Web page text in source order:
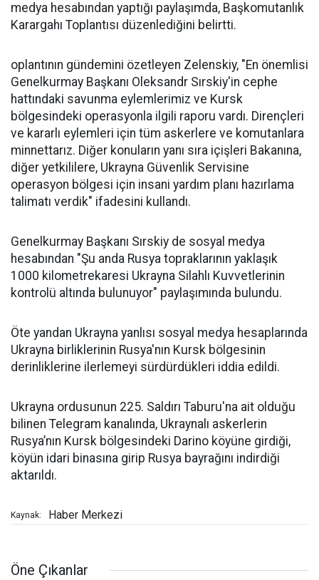
medya hesabından yaptığı paylaşımda, Başkomutanlık
Karargahı Toplantısı düzenlediğini belirtti.
oplantının gündemini özetleyen Zelenskiy, "En önemlisi
Genelkurmay Başkanı Oleksandr Sırskiy'in cephe
hattındaki savunma eylemlerimiz ve Kursk
bölgesindeki operasyonla ilgili raporu vardı. Dirençleri
ve kararlı eylemleri için tüm askerlere ve komutanlara
minnettarız. Diğer konuların yanı sıra içişleri Bakanına,
diğer yetkililere, Ukrayna Güvenlik Servisine
operasyon bölgesi için insani yardım planı hazırlama
talimatı verdik" ifadesini kullandı.
Genelkurmay Başkanı Sırskiy de sosyal medya
hesabından "Şu anda Rusya topraklarının yaklaşık
1000 kilometrekaresi Ukrayna Silahlı Kuvvetlerinin
kontrolü altında bulunuyor" paylaşımında bulundu.
Öte yandan Ukrayna yanlısı sosyal medya hesaplarında
Ukrayna birliklerinin Rusya'nın Kursk bölgesinin
derinliklerine ilerlemeyi sürdürdükleri iddia edildi.
Ukrayna ordusunun 225. Saldırı Taburu'na ait olduğu
bilinen Telegram kanalında, Ukraynalı askerlerin
Rusya’nın Kursk bölgesindeki Darino köyüne girdiği,
köyün idari binasına girip Rusya bayrağını indirdiği
aktarıldı.
Kaynak: Haber Merkezi
Öne Çıkanlar